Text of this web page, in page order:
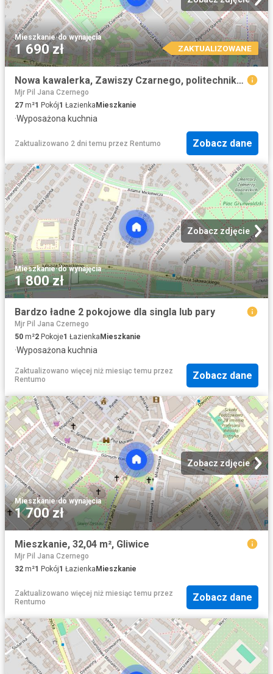
Mieszkanie·do wynajęcia
1 690 zł ZAKTUALIZOWANE
Nowa kawalerka, Zawiszy Czarnego, politechnika, bezpośrednio, od zaraz
Mjr Pil Jana Czernego
27 m²1 Pokój1 ŁazienkaMieszkanie
·Wyposażona kuchnia
Zaktualizowano 2 dni temu przez Rentumo Zobacz dane
Zobacz zdjęcie
Mieszkanie·do wynajęcia
1 800 zł
Bardzo ładne 2 pokojowe dla singla lub pary
Mjr Pil Jana Czernego
50 m²2 Pokoje1 Łazienka Mieszkanie
·Wyposażona kuchnia
Zaktualizowano więcej niż miesiąc temu przez
Rentumo
Zobacz dane
Zobacz zdjęcie
Mieszkanie·do wynajęcia
1 700 zł
Mieszkanie, 32,04 m², Gliwice
Mjr Pil Jana Czernego
32 m²1 Pokój1 ŁazienkaMieszkanie
Zaktualizowano więcej niż miesiąc temu przez
Rentumo
Zobacz dane